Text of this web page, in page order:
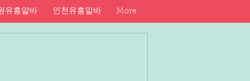
유흥알바 인천유흥알바 More